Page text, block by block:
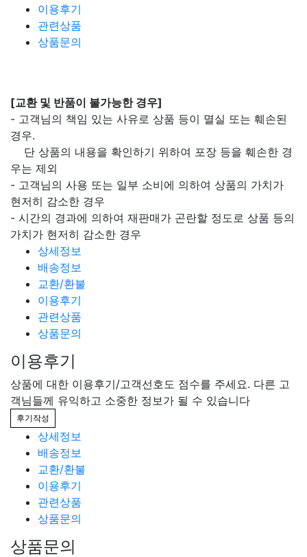
이용후기
관련상품
상품문의
[교환 및 반품이 불가능한 경우]
- 고객님의 책임 있는 사유로 상품 등이 멸실 또는 훼손된
경우.
단 상품의 내용을 확인하기 위하여 포장 등을 훼손한 경
우는 제외
- 고객님의 사용 또는 일부 소비에 의하여 상품의 가치가
현저히 감소한 경우
- 시간의 경과에 의하여 재판매가 곤란할 정도로 상품 등의
가치가 현저히 감소한 경우
상세정보
배송정보
교환/환불
이용후기
관련상품
상품문의
이용후기
상품에 대한 이용후기/고객선호도 점수를 주세요. 다른 고
객님들께 유익하고 소중한 정보가 될 수 있습니다
후기작성
상세정보
배송정보
교환/환불
이용후기
관련상품
상품문의
상품문의